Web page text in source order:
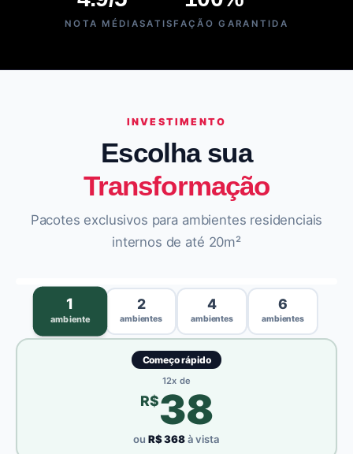
NOTA MÉDIASATISFAÇÃO GARANTIDA
INVESTIMENTO
Escolha sua
Transformação
Pacotes exclusivos para ambientes residenciais
internos de até 20m²
1
ambiente
2
ambientes
4
ambientes
6
ambientes
Começo rápido
12x de
R$38
ou R$368à vista